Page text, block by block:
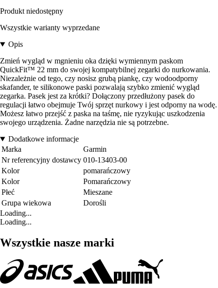
Produkt niedostępny
Wszystkie warianty wyprzedane
Opis
Zmień wygląd w mgnieniu oka dzięki wymiennym paskom
QuickFit™ 22 mm do swojej kompatybilnej zegarki do nurkowania.
Niezależnie od tego, czy nosisz grubą piankę, czy wodoodporny
skafander, te silikonowe paski pozwalają szybko zmienić wygląd
zegarka. Pasek jest za krótki? Dołączony przedłużony pasek do
regulacji łatwo obejmuje Twój sprzęt nurkowy i jest odporny na wodę.
Możesz łatwo przejść z paska na taśmę, nie ryzykując uszkodzenia
swojego urządzenia. Żadne narzędzia nie są potrzebne.
Dodatkowe informacje
Marka
Garmin
Nr referencyjny dostawcy 010-13403-00
Kolor
pomarańczowy
Kolor
Pomarańczowy
Płeć
Mieszane
Grupa wiekowa
Dorośli
Loading...
Loading...
Wszystkie nasze marki